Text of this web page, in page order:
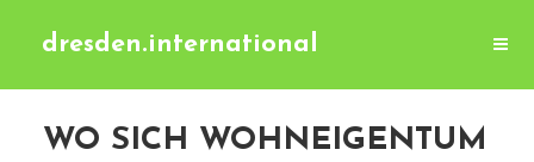
dresden.international
WO SICH WOHNEIGENTUM